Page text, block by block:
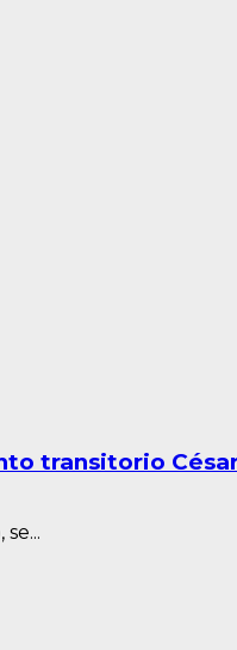
transitorio